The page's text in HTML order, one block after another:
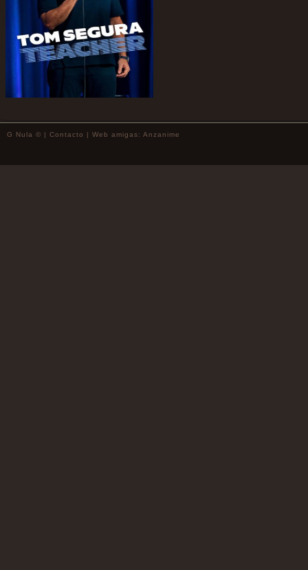
G Nula © | Contacto | Web amigas: Anzanime